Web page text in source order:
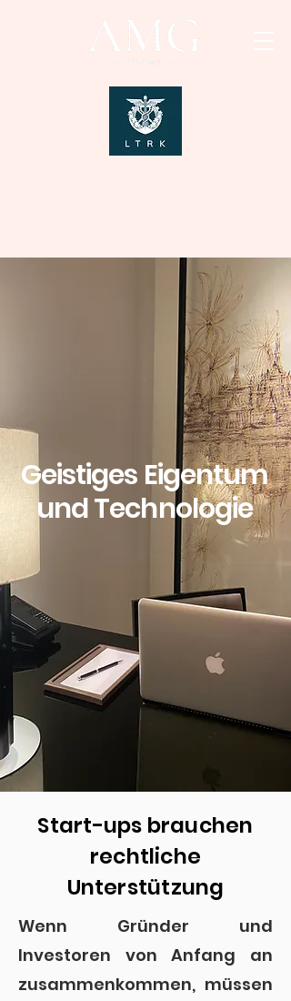
Geistiges Eigentum
und Technologie
Start-ups brauchen
rechtliche
Unterstützung
Wenn Gründer und
Investoren von Anfang an
zusammenkommen, müssen